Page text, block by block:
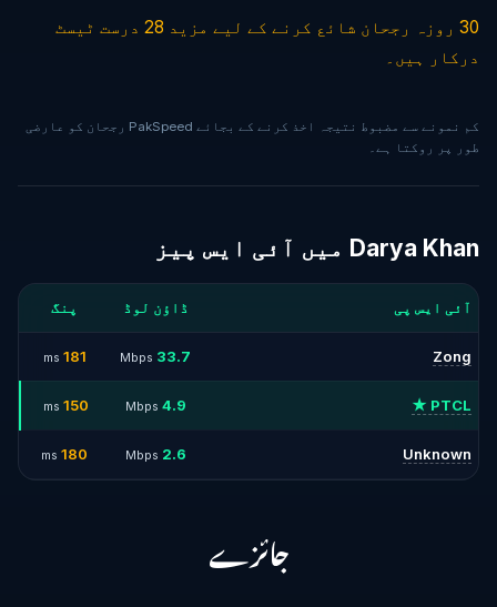
30 روزہ رجحان شائع کرنے کے لیے مزید 28 درست ٹیسٹ
درکار ہیں۔
کم نمونے سے مضبوط نتیجہ اخذ کرنے کے بجائے PakSpeed رجحان کو عارضی
طور پر روکتا ہے۔
Darya Khan میں آئی ایس پیز
آئی ایس پی ڈاؤن لوڈ پنگ
Zong
33.7
Mbps
181
ms
PTCL ★
4.9
Mbps
150
ms
Unknown
2.6
Mbps
180
ms
جائزے